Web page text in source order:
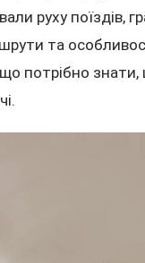
руху поїздів,
та
потрібно